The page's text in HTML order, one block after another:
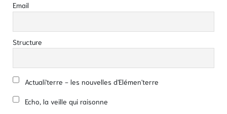
Email
Structure
Actuali'terre - les nouvelles d'Elémen'terre
Echo, la veille qui raisonne